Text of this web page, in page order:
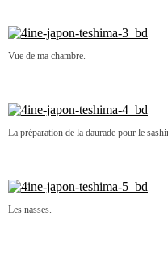
Vue de ma chambre.
La préparation de la daurade pour le
Les nasses.